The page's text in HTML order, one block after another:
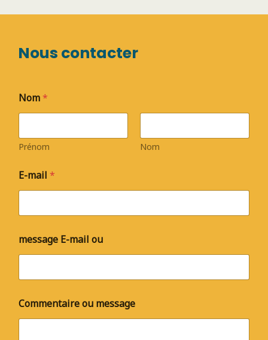
Nous contacter
Nom*
Prénom Nom
E-mail *
message E-mail ou
Commentaire ou message